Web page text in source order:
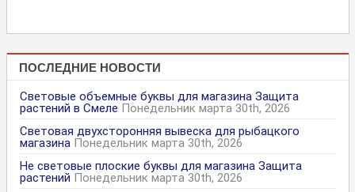
ПОСЛЕДНИЕ НОВОСТИ
Световые объемные буквы для магазина Защита
растений в Смеле Понедельник марта 30th, 2026
Световая двухсторонняя вывеска для рыбацкого
магазина Понедельник марта 30th, 2026
Не световые плоские буквы для магазина Защита
растений Понедельник марта 30th, 2026